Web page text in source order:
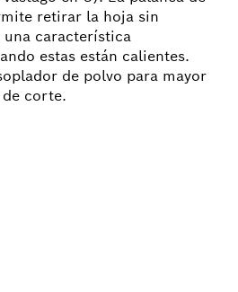
retirar la hoja sin
una característica
estas están calientes.
de polvo para mayor
corte.